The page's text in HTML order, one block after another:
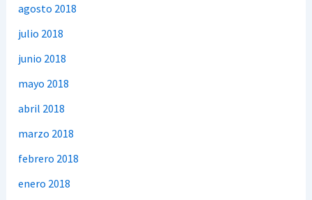
agosto 2018
julio 2018
junio 2018
mayo 2018
abril 2018
marzo 2018
febrero 2018
enero 2018